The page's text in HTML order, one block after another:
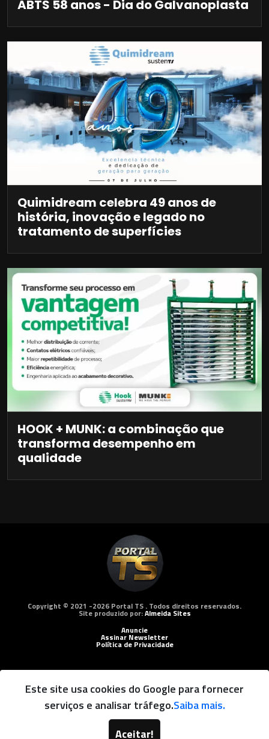
ABTS 58 anos - Dia do Galvanoplasta
Quimidream celebra 49 anos de
história, inovação e legado no
tratamento de superfícies
HOOK + MUNK: a combinação que
transforma desempenho em
qualidade
Copyright © 2021 -2026 Portal TS . Todos direitos reservados.
Site produzido por:Almeida Sites
Anuncie
Assinar Newsletter
Política de Privacidade
Este site usa cookies do Google para fornecer
serviços e analisar tráfego.Saiba mais.
Aceitar!